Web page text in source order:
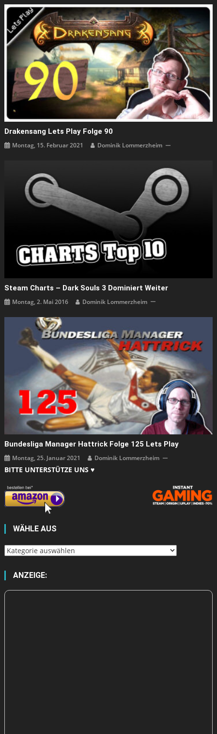
Drakensang Lets Play Folge 90
Montag, 15. Februar 2021 Dominik Lommerzheim
Steam Charts – Dark Souls 3 Dominiert Weiter
Montag, 2. Mai 2016 Dominik Lommerzheim
Bundesliga Manager Hattrick Folge 125 Lets Play
Montag, 25. Januar 2021 Dominik Lommerzheim
BITTE UNTERSTÜTZE UNS ♥
WÄHLE AUS
Wähle
ANZEIGE: